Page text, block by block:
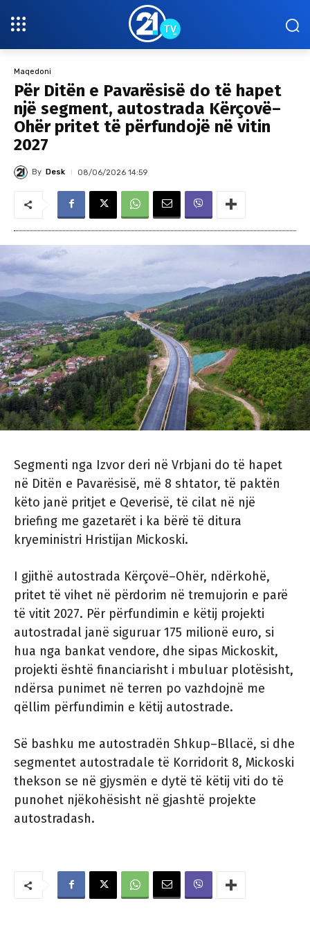
Maqedoni
Për Ditën e Pavarësisë do të hapet
një segment, autostrada Kërçovë–
Ohër pritet të përfundojë në vitin
2027
By Desk 08/06/2026 14:59
Segmenti nga Izvor deri në Vrbjani do të hapet
në Ditën e Pavarësisë, më 8 shtator, të paktën
këto janë pritjet e Qeverisë, të cilat në një
briefing me gazetarët i ka bërë të ditura
kryeministri Hristijan Mickoski.
I gjithë autostrada Kërçovë–Ohër, ndërkohë,
pritet të vihet në përdorim në tremujorin e parë
të vitit 2027. Për përfundimin e këtij projekti
autostradal janë siguruar 175 milionë euro, si
hua nga bankat vendore, dhe sipas Mickoskit,
projekti është financiarisht i mbuluar plotësisht,
ndërsa punimet në terren po vazhdojnë me
qëllim përfundimin e këtij autostrade.
Së bashku me autostradën Shkup–Bllacë, si dhe
segmentet autostradale të Korridorit 8, Mickoski
thekson se në gjysmën e dytë të këtij viti do të
punohet njëkohësisht në gjashtë projekte
autostradash.